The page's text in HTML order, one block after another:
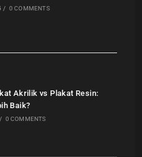
/ 0 COMMENTS
Akrilik vs Plakat Resin:
Baik?
/ 0 COMMENTS